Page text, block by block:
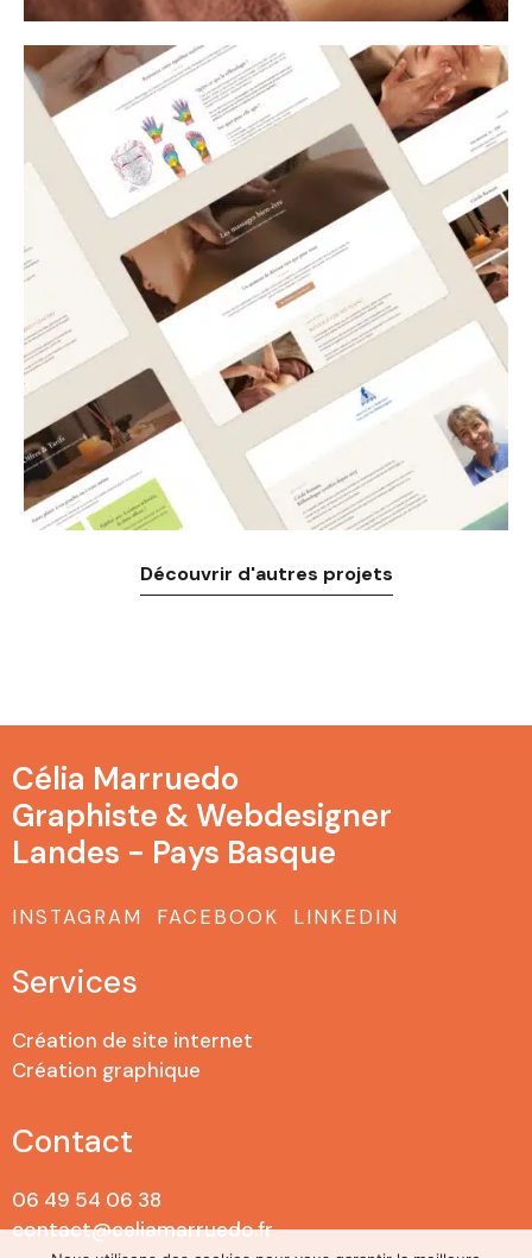
Découvrir d'autres projets
Célia Marruedo
Graphiste & Webdesigner
Landes - Pays Basque
INSTAGRAM FACEBOOK LINKEDIN
Services
Création de site internet
Création graphique
Contact
06 49 54 06 38
contact@celiamarruedo.fr